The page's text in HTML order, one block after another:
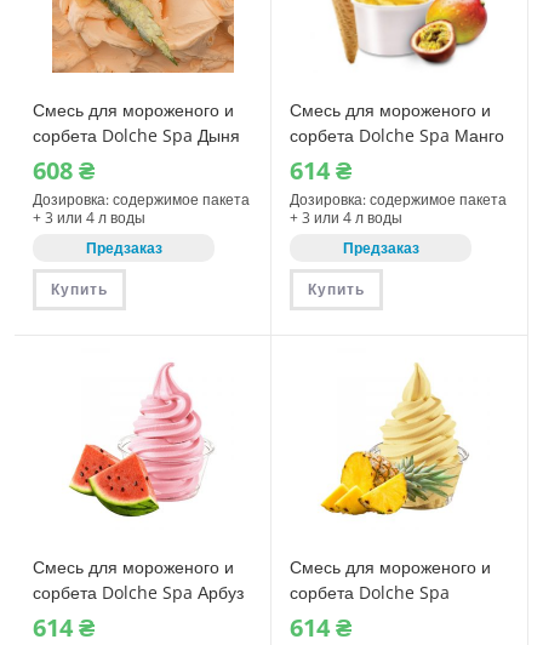
Смесь для мороженого и
сорбета Dolche Spa Дыня
1150 г (08400)
608₴
Дозировка: содержимое пакета
+ 3 или 4 л воды
Предзаказ
Купить
Смесь для мороженого и
сорбета Dolche Spa Манго
Маракуйя 1150 г (08335)
614₴
Дозировка: содержимое пакета
+ 3 или 4 л воды
Предзаказ
Купить
Смесь для мороженого и
сорбета Dolche Spa Арбуз
1150 г (08310)
614₴
Смесь для мороженого и
сорбета Dolche Spa
Ананас 1150 г (08430)
614₴